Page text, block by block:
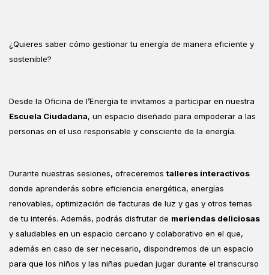
¿Quieres saber cómo gestionar tu energía de manera eficiente y
sostenible?
Desde la Oficina de l’Energia te invitamos a participar en nuestra
Escuela Ciudadana, un espacio diseñado para empoderar a las
personas en el uso responsable y consciente de la energía.
Durante nuestras sesiones, ofreceremos talleres interactivos
donde aprenderás sobre eficiencia energética, energías
renovables, optimización de facturas de luz y gas y otros temas
de tu interés. Además, podrás disfrutar de meriendas deliciosas
y saludables en un espacio cercano y colaborativo en el que,
además en caso de ser necesario, dispondremos de un espacio
para que los niños y las niñas puedan jugar durante el transcurso